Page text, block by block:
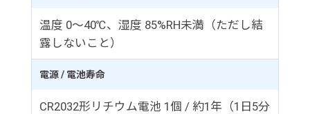
温度 0～40℃、湿度 85%RH未満（ただし結
露しないこと）
電源 / 電池寿命
CR2032形リチウム電池 1個 / 約1年（1日5分